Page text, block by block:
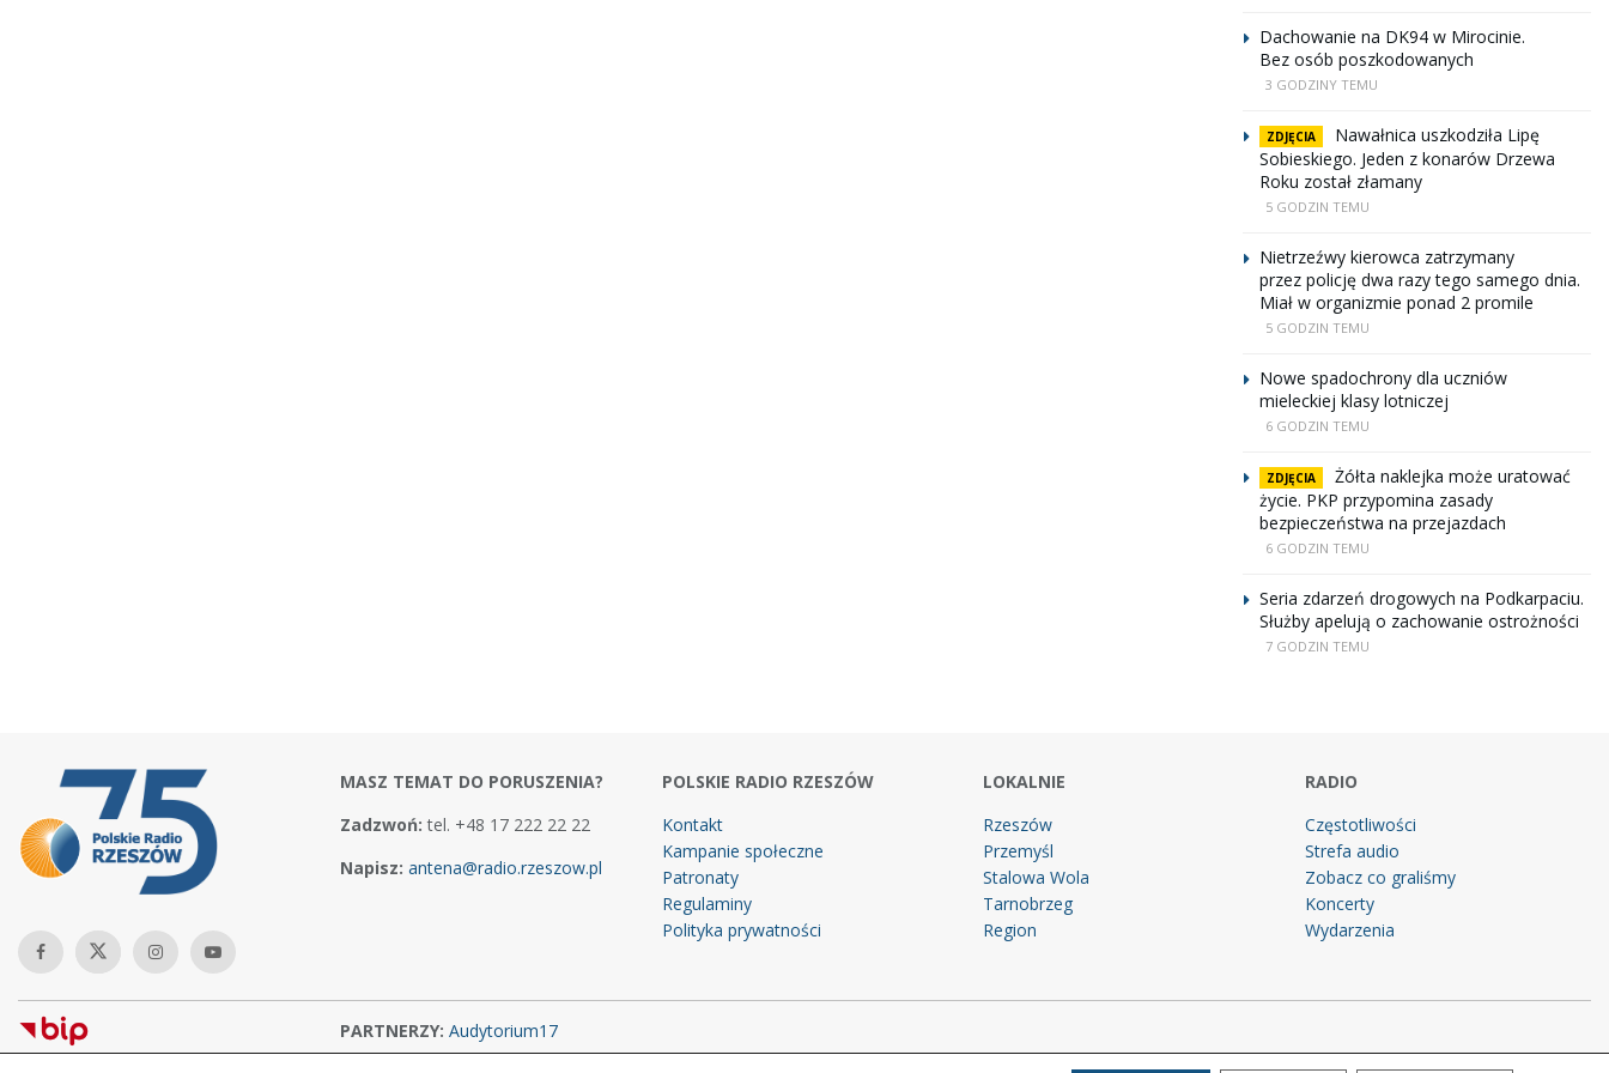
Dachowanie na DK94 w Mirocinie.
Bez osób poszkodowanych
3 GODZINY TEMU
ZDJĘCIA
Nawałnica uszkodziła Lipę
Sobieskiego. Jeden z konarów Drzewa
Roku został złamany
5 GODZIN TEMU
Nietrzeźwy kierowca zatrzymany
przez policję dwa razy tego samego dnia.
Miał w organizmie ponad 2 promile
5 GODZIN TEMU
Nowe spadochrony dla uczniów
mieleckiej klasy lotniczej
6 GODZIN TEMU
ZDJĘCIA
Żółta naklejka może uratować
życie. PKP przypomina zasady
bezpieczeństwa na przejazdach
6 GODZIN TEMU
Seria zdarzeń drogowych na Podkarpaciu.
Służby apelują o zachowanie ostrożności
7 GODZIN TEMU
MASZ TEMAT DO PORUSZENIA?
Zadzwoń: tel. +48 17 222 22 22
Napisz: antena@radio.rzeszow.pl
POLSKIE RADIO RZESZÓW
Kontakt
Kampanie społeczne
Patronaty
Regulaminy
Polityka prywatności
LOKALNIE
Rzeszów
Przemyśl
Stalowa Wola
Tarnobrzeg
Region
RADIO
Częstotliwości
Strefa audio
Zobacz co graliśmy
Koncerty
Wydarzenia
PARTNERZY: Audytorium17